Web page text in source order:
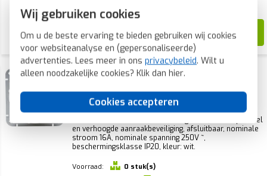
Wij gebruiken cookies
Om u de beste ervaring te bieden gebruiken wij cookies
voor websiteanalyse en (gepersonaliseerde)
advertenties. Lees meer in ons privacybeleid. Wilt u
alleen noodzakelijke cookies? Klik dan hier.
Cookies accepteren
15,68
Kopp wandcontactdoos randaarde
verhoogde aanraakbeveiliging met
klapdeksel afsluitbaar HK07 Athenis wit
(951529001)
Geaarde contactdoos in uitvoering HK07, met klapdeksel
en verhoogde aanraakbeveiliging, afsluitbaar, nominale
stroom 16A, nominale spanning 250V ~,
beschermingsklasse IP20, kleur: wit.
Voorraad:
0 stuk(s)